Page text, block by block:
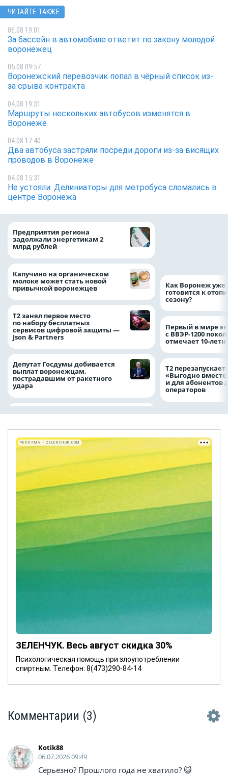
ЧИТАЙТЕ ТАКЖЕ
06.08 19:01
За бассейн в автомобиле ответит по закону молодой
воронежец
05.08 09:57
Воронежский перевозчик попал в чёрный список из-
за срыва контракта
04.08 19:31
Маршруты нескольких автобусов изменятся в
Воронеже
04.08 17:40
Два автобуса застряли посреди дороги из-за висящих
проводов в Воронеже
04.08 15:31
Не устояли. Делиниаторы для метробуса сломались в
центре Воронежа
Предприятия региона
задолжали энергетикам 2
млрд рублей
Капучино на органическом
молоке может стать новой
привычкой воронежцев
Т2 занял первое место
по набору бесплатных
сервисов цифровой защиты —
Json & Partners
Депутат Госдумы добивается
выплат воронежцам,
пострадавшим от ракетного
удара
Как Воронеж уже
готовится к
сезону?
Первый в мире
с ВВЭР-1200
отмечает 10-
Т2
«Выгодно
и для абонентов
операторов
ЗЕЛЕНЧУК. Весь август скидка 30%
Психологическая помощь при злоупотреблении
спиртным. Телефон: 8(473)290-84-14
РЕКЛАМА • ZELENCHUK.COM
Комментарии (3)
Kotik88
06.07.2026 09:49
Серьёзно? Прошлого года не хватило? 😺